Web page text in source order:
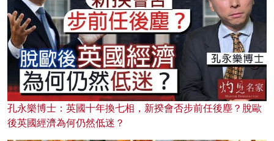
孔永樂博士：英國十年換七相，新揆會否步前任後塵？脫歐
後英國經濟為何仍然低迷？